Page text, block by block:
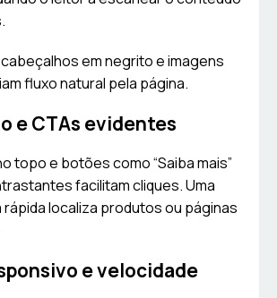
em negrito e imagens
fluxo natural pela página.
e CTAs evidentes
topo e botões como “Saiba mais”
facilitam cliques. Uma
localiza produtos ou páginas
e velocidade